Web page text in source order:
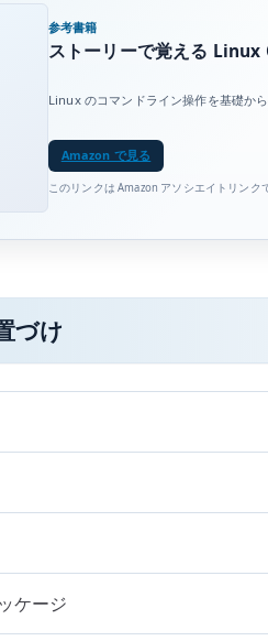
参考書籍
ストーリーで覚える Linux
Linux のコマンドライン操作を基礎か
Amazon で見る
このリンクは Amazon アソシエイトリンク
づけ
ケージ